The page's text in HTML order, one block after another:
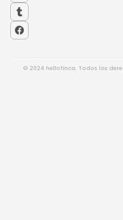
© 2024 hellofinca. Todos los